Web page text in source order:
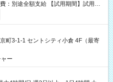
支給 【試用期間】試用期
ヶ月 雇用形態、給与は本採用時と同
町3-1-1 セントシティ小倉 4F（最寄
ー